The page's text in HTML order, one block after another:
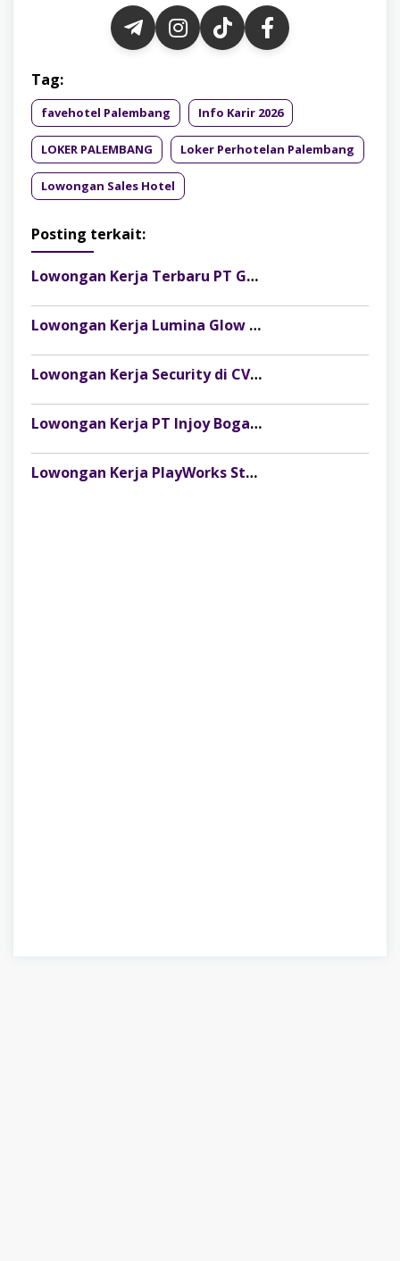
Tag:
favehotel Palembang Info Karir 2026
LOKER PALEMBANG Loker Perhotelan Palembang
Lowongan Sales Hotel
Posting terkait:
Lowongan Kerja Terbaru PT Gelora Citra Kimia Abadi Palembang
Lowongan Kerja Lumina Glow Clinic & Salon Palembang Terbaru
Lowongan Kerja Security di CV Indosteel Sumber Berkat Palembang
Lowongan Kerja PT Injoy Boga Indonesia (Distributor Es Krim Aice Palembang)
Lowongan Kerja PlayWorks Store Palembang Trade Centre Terbaru